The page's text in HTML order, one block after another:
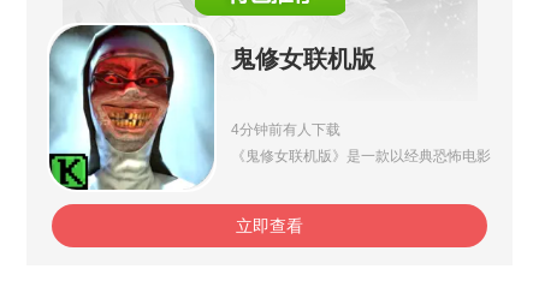
鬼修女联机版
4分钟前有人下载
《鬼修女联机版》是一款以经典恐怖电影
其他超自然威胁，合作解谜、收集关键道
具，并最终逃离诅咒之地。游戏强调团队
协作与心理压迫感，适合喜欢恐怖题材和
立即查看